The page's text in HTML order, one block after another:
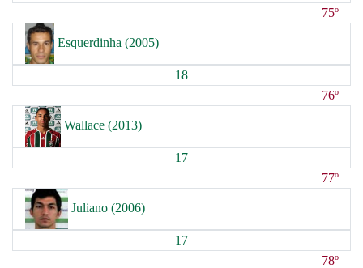
75º
Esquerdinha (2005)
18
76º
Wallace (2013)
17
77º
Juliano (2006)
17
78º